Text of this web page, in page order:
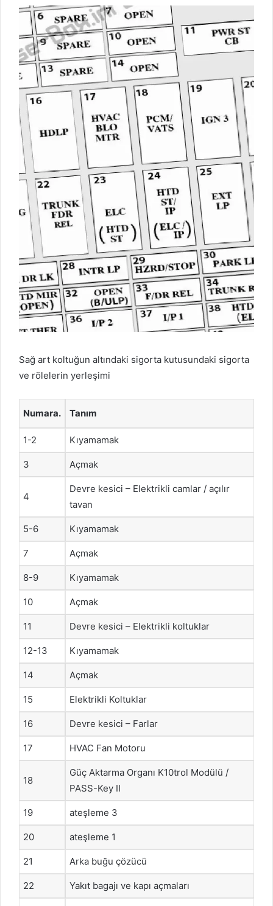
Sağ art koltuğun altındaki sigorta kutusundaki sigorta
ve rölelerin yerleşimi
Numara. Tanım
1-2 Kıyamamak
3 Açmak
4
Devre kesici – Elektrikli camlar / açılır
tavan
5-6 Kıyamamak
7 Açmak
8-9 Kıyamamak
10 Açmak
11 Devre kesici – Elektrikli koltuklar
12-13 Kıyamamak
14 Açmak
15 Elektrikli Koltuklar
16 Devre kesici – Farlar
17 HVAC Fan Motoru
18
Güç Aktarma Organı K10trol Modülü /
PASS-Key II
19 ateşleme 3
20 ateşleme 1
21 Arka buğu çözücü
22 Yakıt bagajı ve kapı açmaları